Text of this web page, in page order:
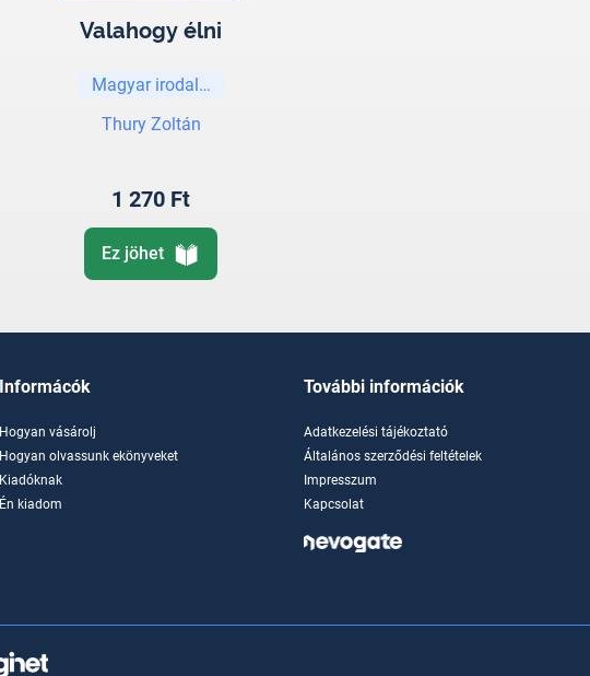
Valahogy élni
Magyar irodalom
Thury Zoltán
1 270 Ft
Ez jöhet
Informácók
Hogyan vásárolj
Hogyan olvassunk ekönyveket
Kiadóknak
Én kiadom
További információk
Adatkezelési tájékoztató
Általános szerződési feltételek
Impresszum
Kapcsolat